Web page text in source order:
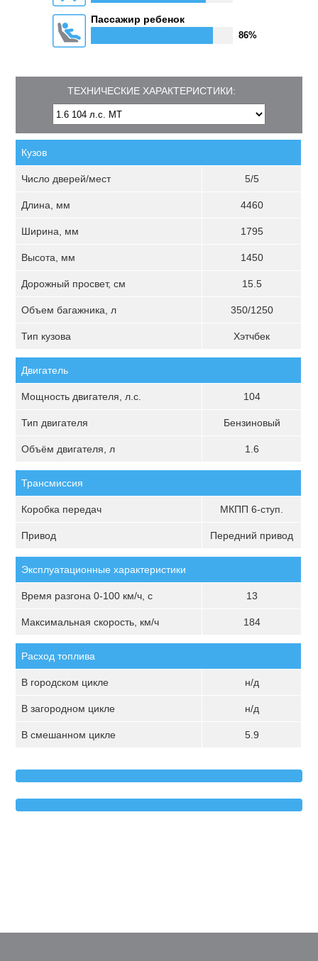
Пассажир ребенок
86%
ТЕХНИЧЕСКИЕ ХАРАКТЕРИСТИКИ:
Кузов
Число дверей/мест 5/5
Длина, мм 4460
Ширина, мм 1795
Высота, мм 1450
Дорожный просвет, см 15.5
Объем багажника, л 350/1250
Тип кузова Хэтчбек
Двигатель
Мощность двигателя, л.с. 104
Тип двигателя Бензиновый
Объём двигателя, л 1.6
Трансмиссия
Коробка передач МКПП 6-ступ.
Привод Передний привод
Эксплуатационные характеристики
Время разгона 0-100 км/ч, с 13
Максимальная скорость, км/ч 184
Расход топлива
В городском цикле н/д
В загородном цикле н/д
В смешанном цикле 5.9